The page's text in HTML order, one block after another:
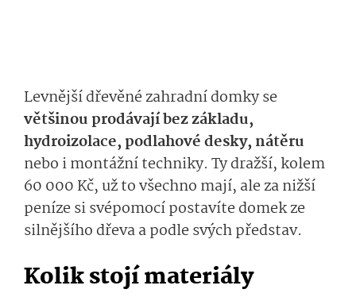
Levnější dřevěné zahradní domky se
většinou prodávají bez základu,
hydroizolace, podlahové desky, nátěru
nebo i montážní techniky. Ty dražší, kolem
60 000 Kč, už to všechno mají, ale za nižší
peníze si svépomocí postavíte domek ze
silnějšího dřeva a podle svých představ.
Kolik stojí materiály